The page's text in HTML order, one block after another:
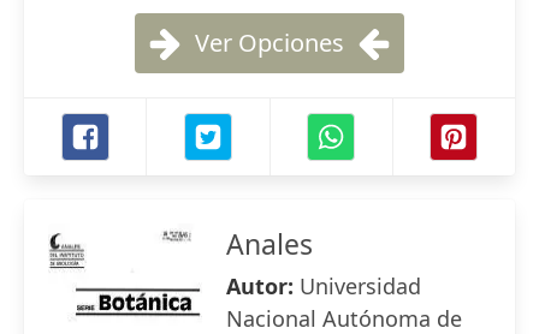
Ver Opciones
Anales
Autor: Universidad
Nacional Autónoma de